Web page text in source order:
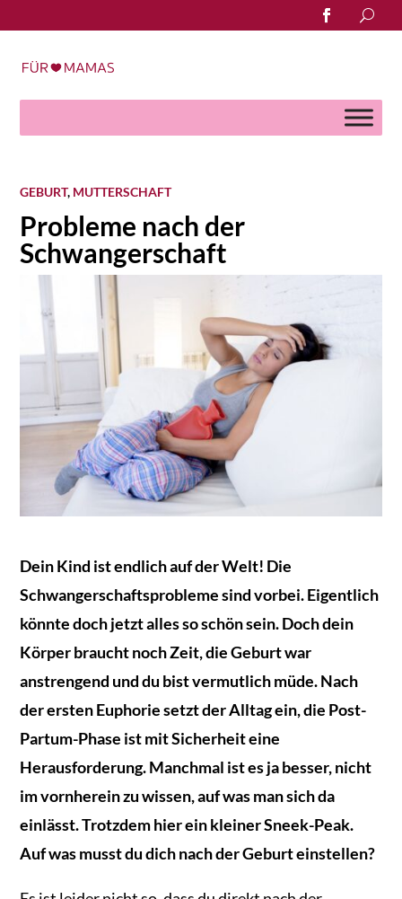
Search
for:
GEBURT, MUTTERSCHAFT
Probleme nach der
Schwangerschaft
Dein Kind ist endlich auf der Welt! Die
Schwangerschaftsprobleme sind vorbei. Eigentlich
könnte doch jetzt alles so schön sein. Doch dein
Körper braucht noch Zeit, die Geburt war
anstrengend und du bist vermutlich müde. Nach
der ersten Euphorie setzt der Alltag ein, die Post-
Partum-Phase ist mit Sicherheit eine
Herausforderung. Manchmal ist es ja besser, nicht
im vornherein zu wissen, auf was man sich da
einlässt. Trotzdem hier ein kleiner Sneek-Peak.
Auf was musst du dich nach der Geburt einstellen?